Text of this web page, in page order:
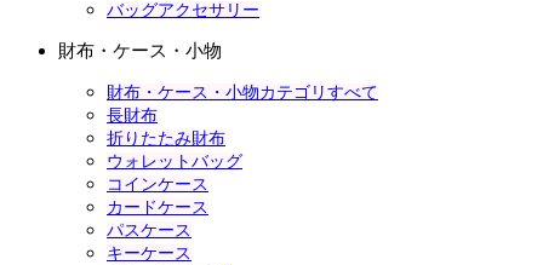
バッグアクセサリー
財布・ケース・小物
財布・ケース・小物カテゴリすべて
長財布
折りたたみ財布
ウォレットバッグ
コインケース
カードケース
パスケース
キーケース